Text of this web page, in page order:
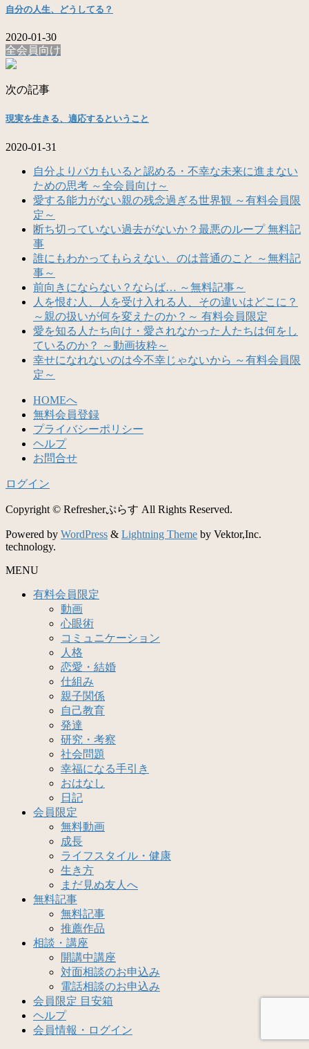
自分の人生、どうしてる？
2020-01-30
全会員向け
次の記事
現実を生きる、適応するということ
2020-01-31
自分よりバカもいると認める・不幸な未来に進まない
ための思考 ～全会員向け～
愛する能力がない親の残念過ぎる世界観 ～有料会員限
定～
断ち切っていない過去がないか？最悪のループ 無料記
事
誰にもわかってもらえない、のは普通のこと ～無料記
事～
前向きにならない？ならば… ～無料記事～
人を恨む人、人を受け入れる人、その違いはどこに？
～親の扱いが何を変えたのか？～ 有料会員限定
愛を知る人たち向け・愛されなかった人たちは何をし
ているのか？ ～動画抜粋～
幸せになれないのは今不幸じゃないから ～有料会員限
定～
HOMEへ
無料会員登録
プライバシーポリシー
ヘルプ
お問合せ
ログイン
Copyright © Refresherぷらす All Rights Reserved.
Powered by WordPress & Lightning Theme by Vektor,Inc.
technology.
MENU
有料会員限定
動画
心眼術
コミュニケーション
人格
恋愛・結婚
仕組み
親子関係
自己教育
発達
研究・考察
社会問題
幸福になる手引き
おはなし
日記
会員限定
無料動画
成長
ライフスタイル・健康
生き方
まだ見ぬ友人へ
無料記事
無料記事
推薦作品
相談・講座
開講中講座
対面相談のお申込み
電話相談のお申込み
会員限定 目安箱
ヘルプ
会員情報・ログイン